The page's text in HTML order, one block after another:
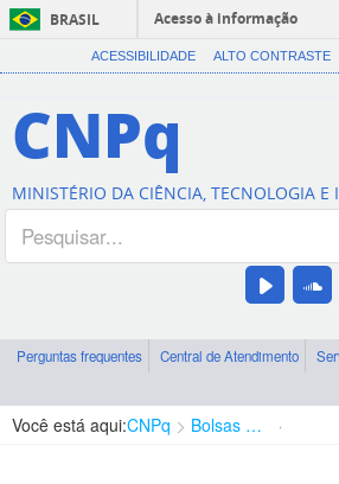
BRASIL
Acesso à informação
ACESSIBILIDADE ALTO CONTRASTE
CNPq
MINISTÉRIO DA CIÊNCIA, TECNOLOGIA E
Perguntas frequentes Central de Atendimento
Você está aqui:CNPq Bolsas e Auxílios Vigentes